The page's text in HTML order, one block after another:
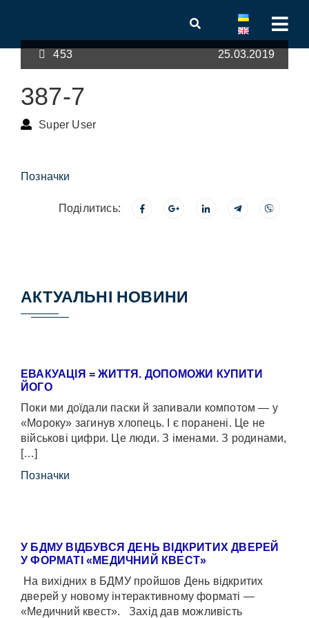
453 25.03.2019
387-7
Super User
Позначки
Поділитись:
АКТУАЛЬНІ НОВИНИ
ЕВАКУАЦІЯ = ЖИТТЯ. ДОПОМОЖИ КУПИТИ
ЙОГО
Поки ми доїдали паски й запивали компотом — у
«Мороку» загинув хлопець. І є поранені. Це не
військові цифри. Це люди. З іменами. З родинами,
[…]
Позначки
У БДМУ ВІДБУВСЯ ДЕНЬ ВІДКРИТИХ ДВЕРЕЙ
У ФОРМАТІ «МЕДИЧНИЙ КВЕСТ»
На вихідних в БДМУ пройшов День відкритих
дверей у новому інтерактивному форматі —
«Медичний квест». Захід дав можливість